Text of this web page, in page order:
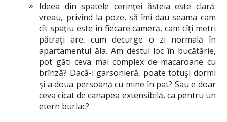
Ideea din spatele cerinţei ăsteia este clară:
vreau, privind la poze, să îmi dau seama cam
cît spaţiu este în fiecare cameră, cam cîţi metri
pătraţi are, cum decurge o zi normală în
apartamentul ăla. Am destul loc în bucătărie,
pot găti ceva mai complex de macaroane cu
brînză? Dacă-i garsonieră, poate totuşi dormi
şi a doua persoană cu mine în pat? Sau e doar
ceva cîcat de canapea extensibilă, ca pentru un
etern burlac?